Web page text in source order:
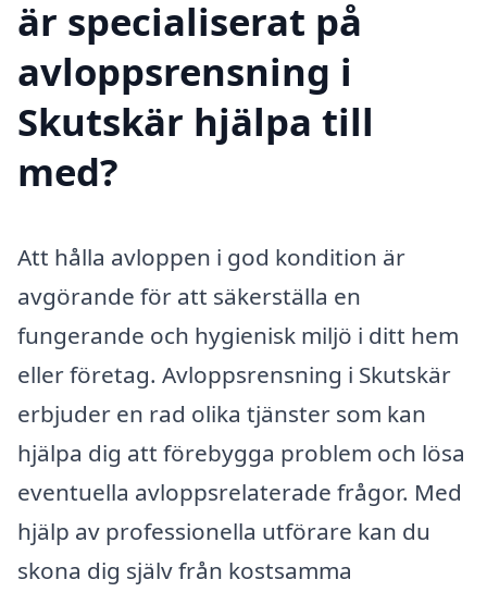
är specialiserat på
avloppsrensning i
Skutskär hjälpa till
med?
Att hålla avloppen i god kondition är
avgörande för att säkerställa en
fungerande och hygienisk miljö i ditt hem
eller företag. Avloppsrensning i Skutskär
erbjuder en rad olika tjänster som kan
hjälpa dig att förebygga problem och lösa
eventuella avloppsrelaterade frågor. Med
hjälp av professionella utförare kan du
skona dig själv från kostsamma